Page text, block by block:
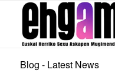
Blog - Latest News